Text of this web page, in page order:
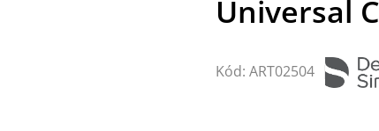
Kód: ART02504